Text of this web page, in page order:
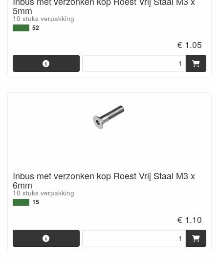
5mm
10 stuks verpakking
52
€ 1.05
Inbus met verzonken kop Roest Vrij Staal M3 x
6mm
10 stuks verpakking
15
€ 1.10